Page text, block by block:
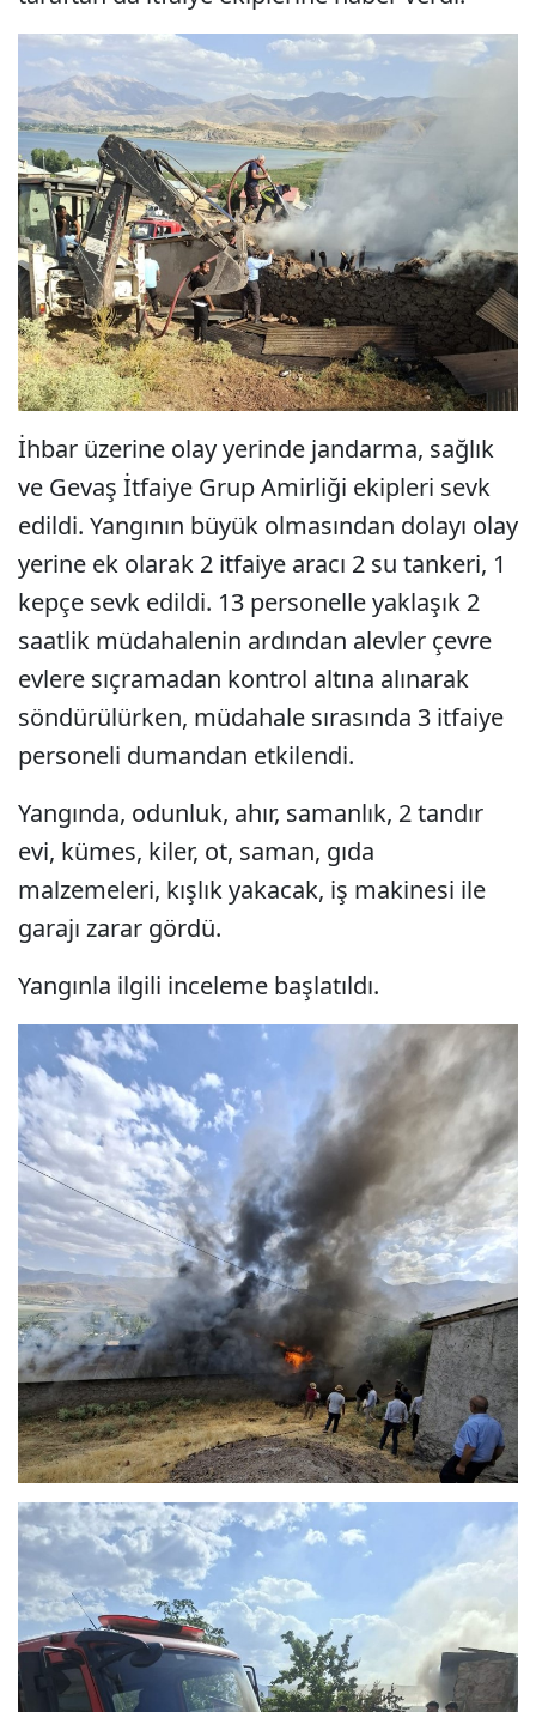
İhbar üzerine olay yerinde jandarma, sağlık
ve Gevaş İtfaiye Grup Amirliği ekipleri sevk
edildi. Yangının büyük olmasından dolayı olay
yerine ek olarak 2 itfaiye aracı 2 su tankeri, 1
kepçe sevk edildi. 13 personelle yaklaşık 2
saatlik müdahalenin ardından alevler çevre
evlere sıçramadan kontrol altına alınarak
söndürülürken, müdahale sırasında 3 itfaiye
personeli dumandan etkilendi.
Yangında, odunluk, ahır, samanlık, 2 tandır
evi, kümes, kiler, ot, saman, gıda
malzemeleri, kışlık yakacak, iş makinesi ile
garajı zarar gördü.
Yangınla ilgili inceleme başlatıldı.